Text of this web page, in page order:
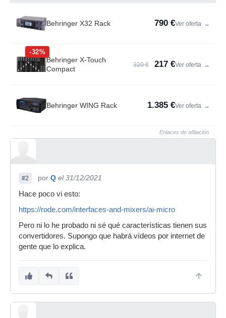
Behringer X32 Rack 790 €Ver oferta →
-32%
Behringer X-Touch
Compact
320 € 217 €Ver oferta →
Behringer WING Rack 1.385 €Ver oferta →
Enlaces de afiliación
#2 por Q el 31/12/2021
Hace poco vi esto:
https://rode.com/interfaces-and-mixers/ai-micro
Pero ni lo he probado ni sé qué características tienen sus
convertidores. Supongo que habrá vídeos por internet de
gente que lo explica.